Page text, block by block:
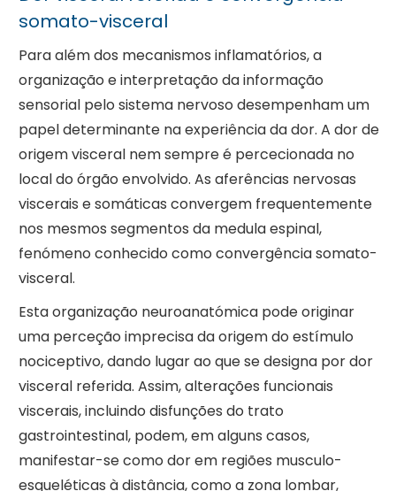
somato-visceral
Para além dos mecanismos inflamatórios, a
organização e interpretação da informação
sensorial pelo sistema nervoso desempenham um
papel determinante na experiência da dor. A dor de
origem visceral nem sempre é percecionada no
local do órgão envolvido. As aferências nervosas
viscerais e somáticas convergem frequentemente
nos mesmos segmentos da medula espinal,
fenómeno conhecido como convergência somato-
visceral.
Esta organização neuroanatómica pode originar
uma perceção imprecisa da origem do estímulo
nociceptivo, dando lugar ao que se designa por dor
visceral referida. Assim, alterações funcionais
viscerais, incluindo disfunções do trato
gastrointestinal, podem, em alguns casos,
manifestar-se como dor em regiões musculo-
esqueléticas à distância, como a zona lombar,